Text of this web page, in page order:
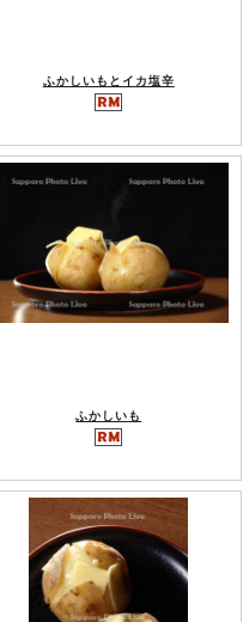
ふかしいもとイカ塩辛
ふかしいも